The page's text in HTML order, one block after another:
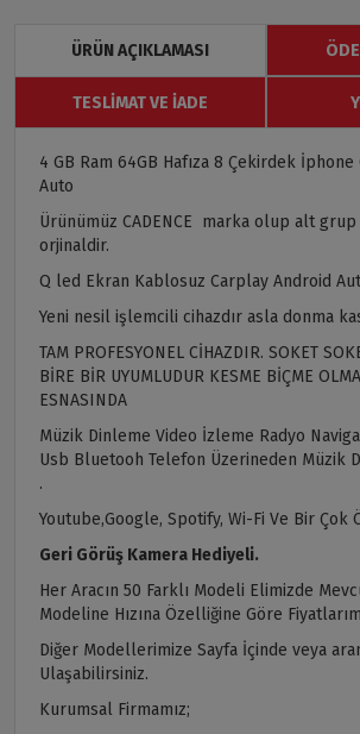
ÜRÜN AÇIKLAMASI
TESLIMAT VE İADE
4 GB Ram 64GB Hafıza 8 Çekirdek
Auto
Ürünümüz CADENCE marka olup alt grup
orjinaldir.
Q led Ekran Kablosuz Carplay Android
Yeni nesil işlemcili cihazdır asla donma
TAM PROFESYONEL CİHAZDIR. SOKET
BİRE BİR UYUMLUDUR KESME BİÇME
ESNASINDA
Müzik Dinleme Video İzleme Radyo
Usb Bluetooh Telefon Üzerineden Müzik
.
Youtube,Google, Spotify, Wi-Fi Ve Bir Çok
Geri Görüş Kamera Hediyeli.
Her Aracın 50 Farklı Modeli Elimizde
Modeline Hızına Özelliğine Göre
Diğer Modellerimize Sayfa İçinde veya
Ulaşabilirsiniz.
Kurumsal Firmamız;